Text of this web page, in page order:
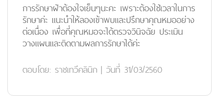
การรักษาฝ้าต้องใจเย็นๆนะคะ เพราะต้องใช้เวลาในการ
รักษาค่ะ แนะนำให้ลองเข้าพบและปรึกษาคุณหมออย่าง
ต่อเนื่อง เพื่อที่คุณหมอจะได้ตรวจวินิจฉัย ประเมิน
วางแผนและติดตามผลการรักษาได้ค่ะ
ตอบโดย: ราชเทวีคลินิก | วันที่ 31/03/2560